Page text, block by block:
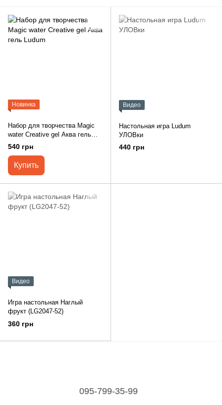
Новинка
Набор для творчества Magic
water Creative gel Аква гель
Ludum
540 грн
Купить
Видео
Настольная игра Ludum
УЛОВки
440 грн
Видео
Игра настольная Наглый
фрукт (LG2047-52)
360 грн
095-799-35-99